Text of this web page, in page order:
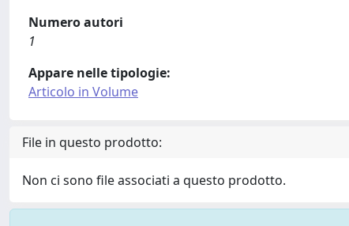
Numero autori
1
Appare nelle tipologie:
Articolo in Volume
File in questo prodotto:
Non ci sono file associati a questo prodotto.